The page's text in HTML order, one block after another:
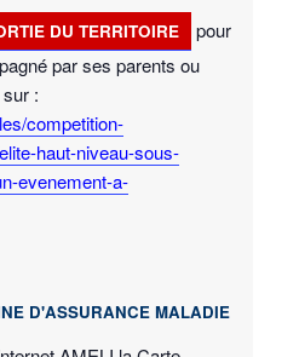
DU TERRITOIRE
pour
par ses parents ou
:
competition-
haut-niveau-sous-
evenement-a-
D'ASSURANCE MALADIE